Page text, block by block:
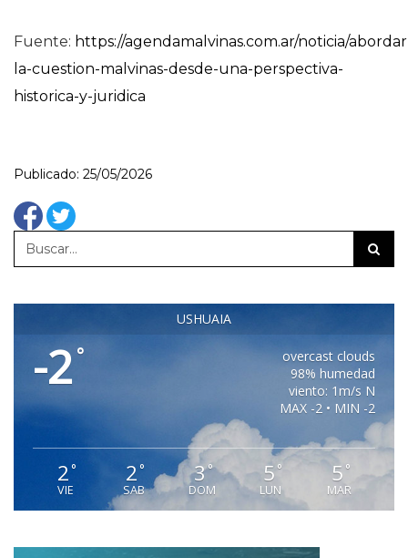
Fuente: https://agendamalvinas.com.ar/noticia/
la-cuestion-malvinas-desde-una-perspectiva-
historica-y-juridica
Publicado: 25/05/2026
USHUAIA
-2 °
overcast clouds
98% humedad
viento: 1m/s N
MAX -2 • MIN -2
2°
VIE
2 °
SAB
3°
DOM
5 °
LUN
5 °
MAR